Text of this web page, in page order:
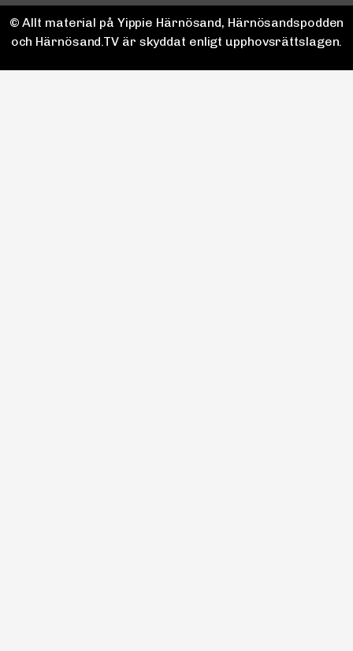
© Allt material på Yippie Härnösand, Härnösandspodden
och Härnösand.TV är skyddat enligt upphovsrättslagen.